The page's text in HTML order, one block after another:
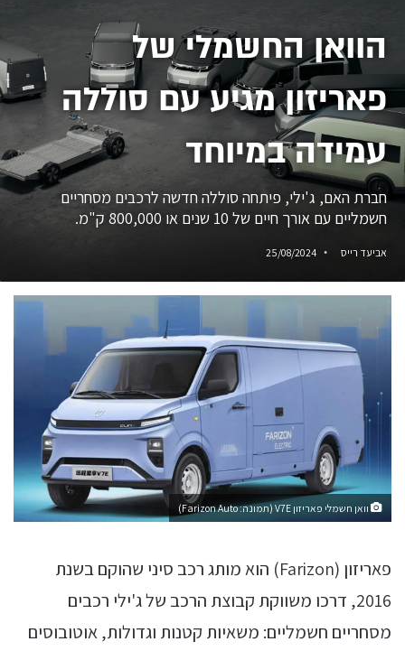
הוואן החשמלי של
פאריזון מגיע עם סוללה
עמידה במיוחד
חברת האם, ג'ילי, פיתחה סוללה חדשה לרכבים מסחריים
חשמליים עם אורך חיים של 10 שנים או 800,000 ק"מ.
אביעד רייס 25/08/2024
וואן חשמלי פאריזון V7E (תמונה: Farizon Auto)
פאריזון (Farizon) הוא מותג רכב סיני שהוקם בשנת
2016, דרכו משווקת קבוצת הרכב של ג'ילי רכבים
מסחריים חשמליים: משאיות קטנות וגדולות, אוטובוסים